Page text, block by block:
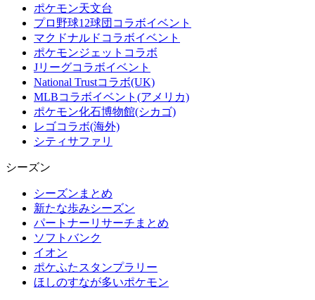
ポケモン天文台
プロ野球12球団コラボイベント
マクドナルドコラボイベント
ポケモンジェットコラボ
Jリーグコラボイベント
National Trustコラボ(UK)
MLBコラボイベント(アメリカ)
ポケモン化石博物館(シカゴ)
レゴコラボ(海外)
シティサファリ
シーズン
シーズンまとめ
新たな歩みシーズン
パートナーリサーチまとめ
ソフトバンク
イオン
ポケふたスタンプラリー
ほしのすなが多いポケモン